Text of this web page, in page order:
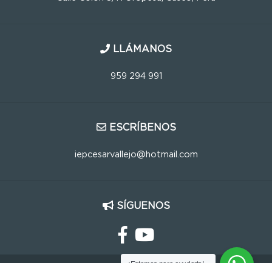
LLÁMANOS
959 294 991
ESCRÍBENOS
iepcesarvallejo@hotmail.com
SÍGUENOS